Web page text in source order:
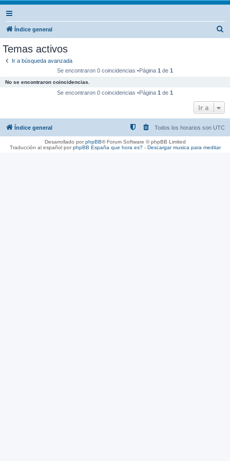
Índice general
Temas activos
Ir a búsqueda avanzada
Se encontraron 0 coincidencias •Página 1 de 1
No se encontraron coincidencias.
Se encontraron 0 coincidencias •Página 1 de 1
Ir a
Índice general Todos los horarios son UTC
Desarrollado porphpBB® Forum Software © phpBB Limited
Traducción al español porphpBB España que hora es?- Descargar musica para meditar